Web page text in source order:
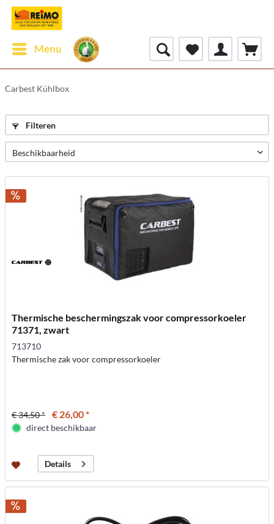
Menu
Carbest Kühlbox
Filteren
Thermische beschermingszak voor compressorkoeler
71371, zwart
713710
Thermische zak voor compressorkoeler
€ 34,50 * € 26,00 *
direct beschikbaar
Details